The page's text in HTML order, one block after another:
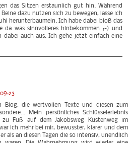
das Sitzen erstaunlich gut hin. Während
dazu nutzen sich zu bewegen, lasse ich
herunterbaumeln. Ich habe dabei bloß das
da was sinnvolleres hinbekommen ;-) und
dabei auch aus. Ich gehe jetzt einfach eine
Blog, die wertvollen Texte und diesen zum
Mein persönliches Schlüsselerlebnis
zu Fuß auf dem Jakobsweg Küstenweg im
ich mehr bei mir, bewusster, klarer und dem
als an diesen Tagen die so intensiv, unendlich